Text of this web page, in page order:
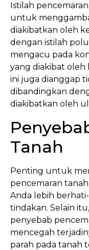
Istilah
untuk
diakibatkan oleh
dengan istilah
mengacu pada
yang diakibat oleh
ini juga dianggap
dibandingkan
diakibatkan oleh
Tanah
Penting untuk
pencemaran
Anda lebih
tindakan. Selain
penyebab
mencegah
parah pada tanah